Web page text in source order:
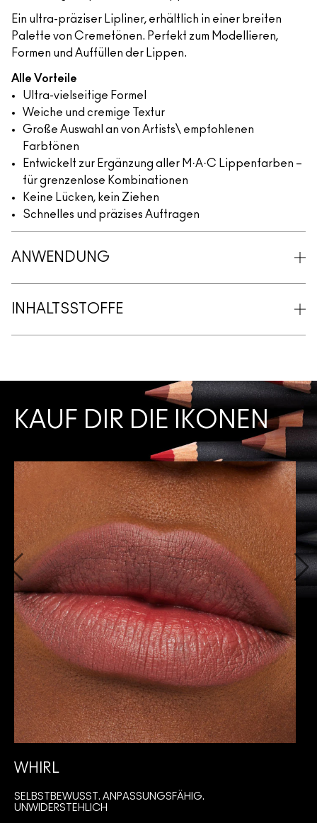
Ein ultra-präziser Lipliner, erhältlich in einer breiten
Palette von Cremetönen. Perfekt zum Modellieren,
Formen und Auffüllen der Lippen.
Alle Vorteile
Ultra-vielseitige Formel
Weiche und cremige Textur
Große Auswahl an von Artists\ empfohlenen
Farbtönen
Entwickelt zur Ergänzung aller M·A·C Lippenfarben –
für grenzenlose Kombinationen
Keine Lücken, kein Ziehen
Schnelles und präzises Auftragen
ANWENDUNG
INHALTSSTOFFE
KAUF DIR DIE IKONEN
WHIRL
SELBSTBEWUSST. ANPASSUNGSFÄHIG.
UNWIDERSTEHLICH